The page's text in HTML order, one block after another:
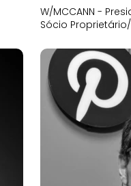
W/MCCANN -
Sócio